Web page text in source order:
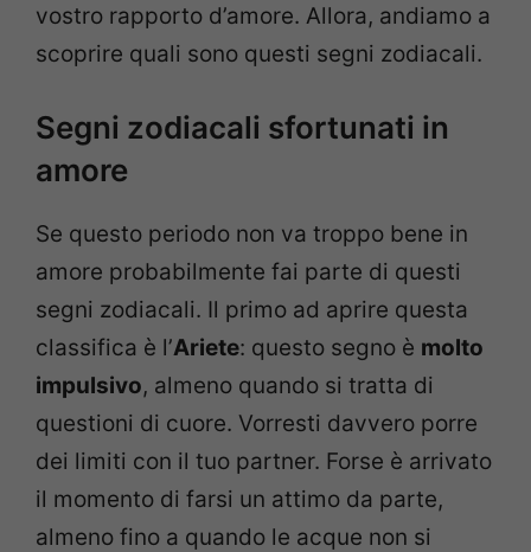
vostro rapporto d’amore. Allora, andiamo a
scoprire quali sono questi segni zodiacali.
Segni zodiacali sfortunati in
amore
Se questo periodo non va troppo bene in
amore probabilmente fai parte di questi
segni zodiacali. Il primo ad aprire questa
classifica è l’Ariete: questo segno è molto
impulsivo, almeno quando si tratta di
questioni di cuore. Vorresti davvero porre
dei limiti con il tuo partner. Forse è arrivato
il momento di farsi un attimo da parte,
almeno fino a quando le acque non si